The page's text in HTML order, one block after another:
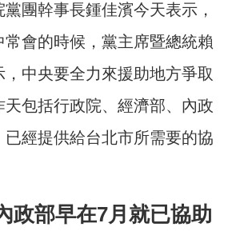
黨團幹事長鍾佳濱今天表示，
常會的時候，黨主席暨總統賴
中央要全力來援助地方爭取
天包括行政院、經濟部、內政
已經提供給台北市所需要的協
政部早在7月就已協助